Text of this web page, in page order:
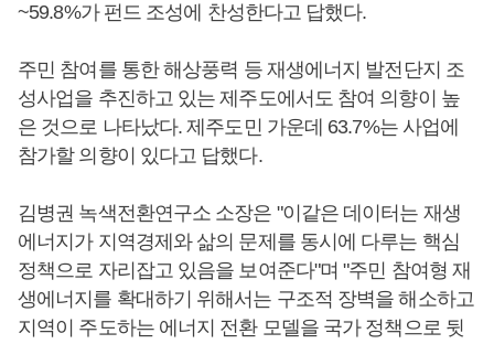
~59.8%가 펀드 조성에 찬성한다고 답했다.
주민 참여를 통한 해상풍력 등 재생에너지 발전단지 조
성사업을 추진하고 있는 제주도에서도 참여 의향이 높
은 것으로 나타났다. 제주도민 가운데 63.7%는 사업에
참가할 의향이 있다고 답했다.
김병권 녹색전환연구소 소장은 "이같은 데이터는 재생
에너지가 지역경제와 삶의 문제를 동시에 다루는 핵심
정책으로 자리잡고 있음을 보여준다"며 "주민 참여형 재
생에너지를 확대하기 위해서는 구조적 장벽을 해소하고
지역이 주도하는 에너지 전환 모델을 국가 정책으로 뒷